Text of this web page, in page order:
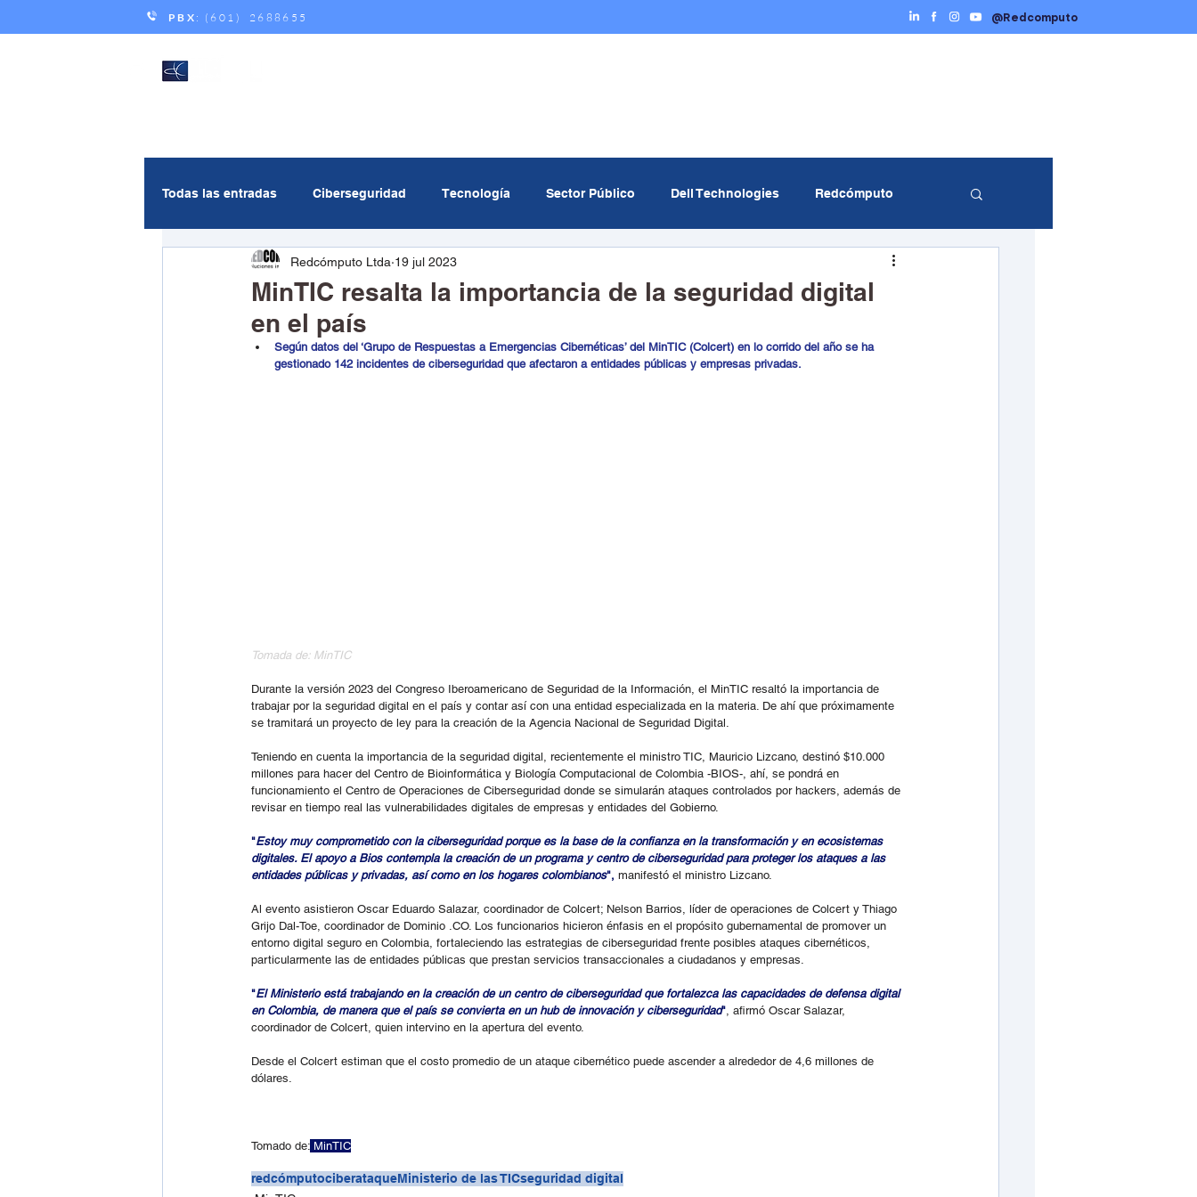
PBX : (601) 2688655 @Redcomputo
Todas las entradas Ciberseguridad Tecnología Sector Público Dell Technologies Redcómputo
Gestión de servicios Andicom MinTIC Eventos Redcómputo
Multicloud Inteligencia Artificial
MinTIC resalta la importancia de la seguridad digital
en el país
Redcómputo Ltda 19 jul 2023
Según datos del ‘Grupo de Respuestas a Emergencias Cibernéticas’ del MinTIC (Colcert) en lo corrido del año se ha
gestionado 142 incidentes de ciberseguridad que afectaron a entidades públicas y empresas privadas.
Tomada de: MinTIC
Durante la versión 2023 del Congreso Iberoamericano de Seguridad de la Información, el MinTIC resaltó la importancia de
trabajar por la seguridad digital en el país y contar así con una entidad especializada en la materia. De ahí que próximamente
se tramitará un proyecto de ley para la creación de la Agencia Nacional de Seguridad Digital.
Teniendo en cuenta la importancia de la seguridad digital, recientemente el ministro TIC, Mauricio Lizcano, destinó $10.000
millones para hacer del Centro de Bioinformática y Biología Computacional de Colombia -BIOS-, ahí, se pondrá en
funcionamiento el Centro de Operaciones de Ciberseguridad donde se simularán ataques controlados por hackers, además de
revisar en tiempo real las vulnerabilidades digitales de empresas y entidades del Gobierno.
"Estoy muy comprometido con la ciberseguridad porque es la base de la confianza en la transformación y en ecosistemas
digitales. El apoyo a Bios contempla la creación de un programa y centro de ciberseguridad para proteger los ataques a las
entidades públicas y privadas, así como en los hogares colombianos", manifestó el ministro Lizcano.
Al evento asistieron Oscar Eduardo Salazar, coordinador de Colcert; Nelson Barrios, líder de operaciones de Colcert y Thiago
Grijo Dal-Toe, coordinador de Dominio .CO. Los funcionarios hicieron énfasis en el propósito gubernamental de promover un
entorno digital seguro en Colombia, fortaleciendo las estrategias de ciberseguridad frente posibles ataques cibernéticos,
particularmente las de entidades públicas que prestan servicios transaccionales a ciudadanos y empresas.
"El Ministerio está trabajando en la creación de un centro de ciberseguridad que fortalezca las capacidades de defensa digital
en Colombia, de manera que el país se convierta en un hub de innovación y ciberseguridad", afirmó Oscar Salazar,
coordinador de Colcert, quien intervino en la apertura del evento.
Desde el Colcert estiman que el costo promedio de un ataque cibernético puede ascender a alrededor de 4,6 millones de
dólares.
Tomado de: MinTIC
redcómputociberataqueMinisterio de las TICseguridad digital